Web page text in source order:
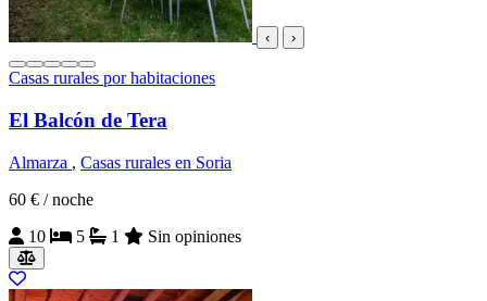
‹ ›
Casas rurales por habitaciones
El Balcón de Tera
Almarza , Casas rurales en Soria
60 € / noche
10
5 1 Sin opiniones